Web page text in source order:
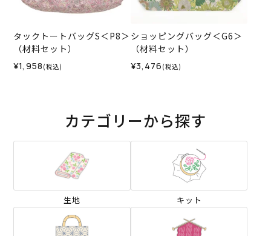
タックトートバッグS＜P8＞
（材料セット）
¥1,958 (税込)
ショッピングバッグ＜G6＞
（材料セット）
¥3,476 (税込)
カテゴリーから探す
生地 キット